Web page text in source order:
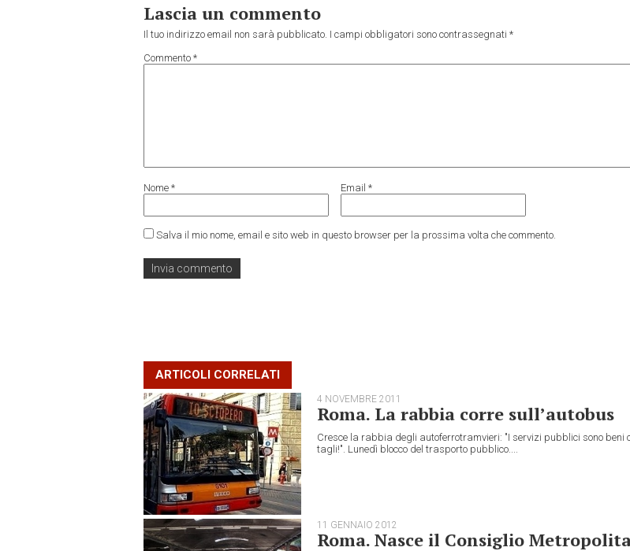
Lascia un commento
Il tuo indirizzo email non sarà pubblicato. I campi obbligatori sono contrassegnati *
Commento *
Nome * Email *
Salva il mio nome, email e sito web in questo browser per la prossima volta che commento.
ARTICOLI CORRELATI
4 NOVEMBRE 2011
Roma. La rabbia corre sull’autobus
Cresce la rabbia degli autoferrotramvieri: "I servizi pubblici sono beni
tagli!". Lunedì blocco del trasporto pubblico....
11 GENNAIO 2012
Roma. Nasce il Consiglio